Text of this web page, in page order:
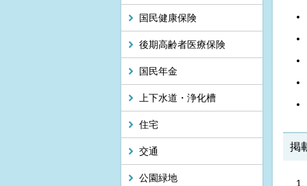
国民健康保険
後期高齢者医療保険
国民年金
上下水道・浄化槽
住宅
交通
公園緑地
掲